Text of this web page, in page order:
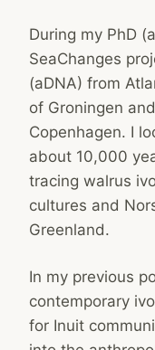
During my PhD
SeaChanges
(aDNA) from
of Groningen
Copenhagen. I
about 10,000
tracing walrus
cultures and
Greenland.
In my previous
contemporary
for Inuit